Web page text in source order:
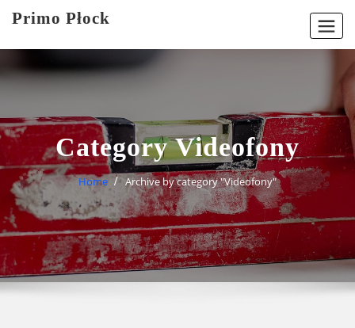
Primo Płock
Category Videofony
Home Archive by category "Videofony"